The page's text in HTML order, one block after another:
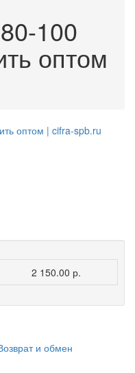
100
оптом
2 150.00 р.
и обмен